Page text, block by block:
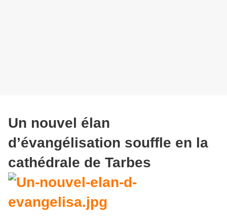
Un nouvel élan
d’évangélisation souffle en la
cathédrale de Tarbes